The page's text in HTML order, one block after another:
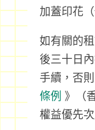
加蓋印花
如有關的
後三十日
手續，否
條例 》（
權益優先次